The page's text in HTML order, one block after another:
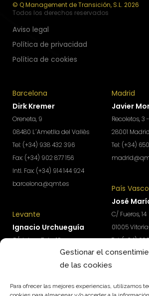
Gestionar el
de las cookies
Para ofrecer las mejores experiencias, utilizamos
© Q Management de Transición, S.L. 2026
Todos los derechos reservados
Aviso legal
Política de privacidad
Política de cookies
Barcelona
Dirk Kremer
Oreneta, 9
08480 L´Ametlla del Vallès
Tel: (+34) 938 432 396
Fax: (+34) 902 877 156
Intl. Fax: (+34) 914 144 924
barcelona@qmt.es
Levante
Ignacio Urchueguía
C/ Jaime Roig, 19
Tel: (+34) 674 570 918
Madrid
Javier
Recoletos, 3 -
28001 Madrid
Tel: (+34)
País Vasco
José
C/ Fueros, 14
01005
Tel: (+34)